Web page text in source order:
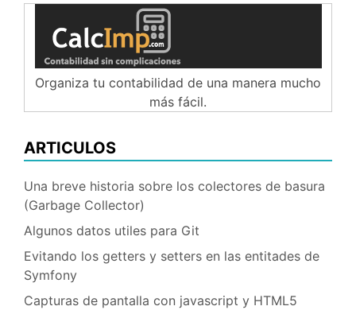
Organiza tu contabilidad de una manera mucho
más fácil.
ARTICULOS
Una breve historia sobre los colectores de basura
(Garbage Collector)
Algunos datos utiles para Git
Evitando los getters y setters en las entitades de
Symfony
Capturas de pantalla con javascript y HTML5